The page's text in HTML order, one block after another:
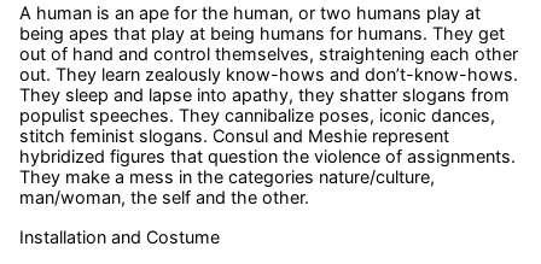
A human is an ape for the human, or two humans play at
being apes that play at being humans for humans. They get
out of hand and control themselves, straightening each other
out. They learn zealously know-hows and don’t-know-hows.
They sleep and lapse into apathy, they shatter slogans from
populist speeches. They cannibalize poses, iconic dances,
stitch feminist slogans. Consul and Meshie represent
hybridized figures that question the violence of assignments.
They make a mess in the categories nature/culture,
man/woman, the self and the other.
Installation and Costume